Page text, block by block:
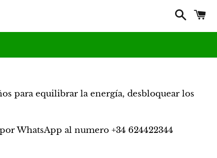
para equilibrar la energía, desbloquear los
WhatsApp al numero +34 624422344